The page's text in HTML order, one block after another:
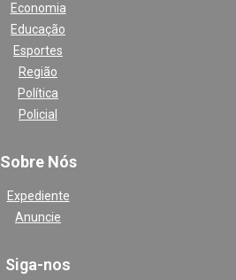
Economia
Educação
Esportes
Região
Política
Policial
Sobre Nós
Expediente
Anuncie
Siga-nos